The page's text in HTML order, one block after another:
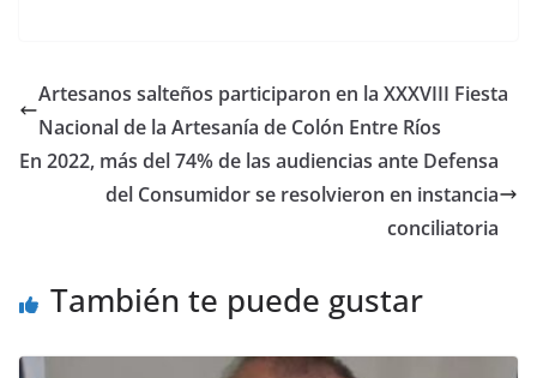
b
o
o
k
d
o
n
l p
ar
ti
r
Artesanos salteños participaron en la XXXVIII Fiesta
Nacional de la Artesanía de Colón Entre Ríos
En 2022, más del 74% de las audiencias ante Defensa
del Consumidor se resolvieron en instancia
conciliatoria
También te puede gustar